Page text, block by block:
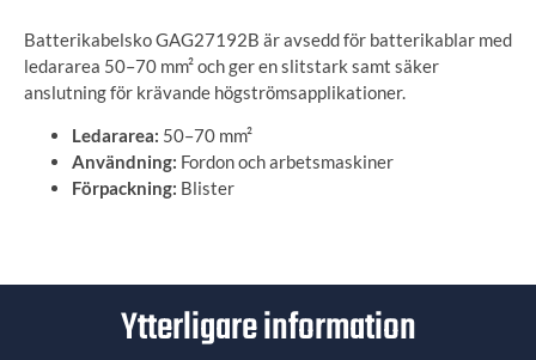
Batterikabelsko GAG27192B är avsedd för batterikablar med
ledararea 50–70 mm² och ger en slitstark samt säker
anslutning för krävande högströmsapplikationer.
Ledararea: 50–70 mm²
Användning: Fordon och arbetsmaskiner
Förpackning: Blister
Ytterligare information